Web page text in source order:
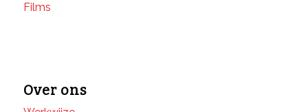
Films
Over ons